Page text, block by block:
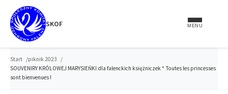
treści
SKOF
MENU
Start
piknik 2023
SOUVENIRY KRÓLOWEJ MARYSIEŃKI dla falenckich księżniczek * Toutes les princesses
sont bienvenues !